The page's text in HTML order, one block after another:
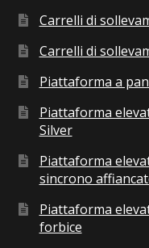
Carrelli di
Carrelli di
Piattaforma a
Piattaforma
Silver
Piattaforma
sincrono
Piattaforma
forbice